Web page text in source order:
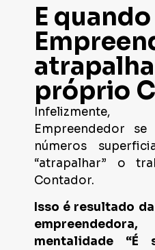
E
próprio
Empreendedor
números
“atrapalhar” o
Contador.
Isso é resultado
mentalidade